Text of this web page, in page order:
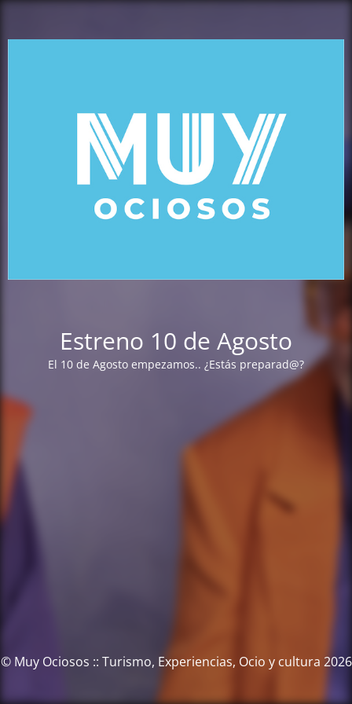
Estreno 10 de Agosto
El 10 de Agosto empezamos.. ¿Estás preparad@?
© Muy Ociosos :: Turismo, Experiencias, Ocio y cultura 2026